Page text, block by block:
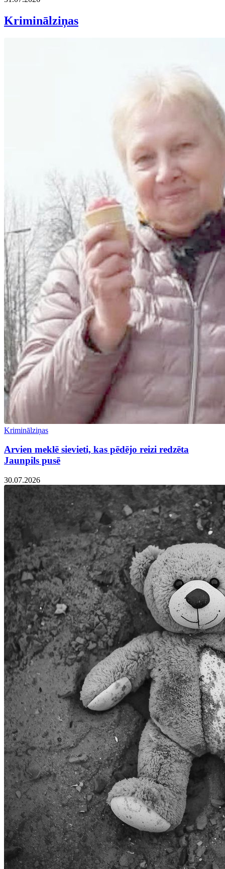
Kriminālziņas
Kriminālziņas
Arvien meklē sievieti, kas pēdējo reizi redzēta
Jaunpils pusē
30.07.2026